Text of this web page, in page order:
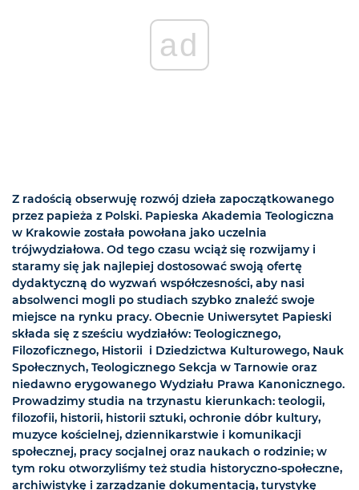
ad
Z radością obserwuję rozwój dzieła zapoczątkowanego
przez papieża z Polski. Papieska Akademia Teologiczna
w Krakowie została powołana jako uczelnia
trójwydziałowa. Od tego czasu wciąż się rozwijamy i
staramy się jak najlepiej dostosować swoją ofertę
dydaktyczną do wyzwań współczesności, aby nasi
absolwenci mogli po studiach szybko znaleźć swoje
miejsce na rynku pracy. Obecnie Uniwersytet Papieski
składa się z sześciu wydziałów: Teologicznego,
Filozoficznego, Historii i Dziedzictwa Kulturowego, Nauk
Społecznych, Teologicznego Sekcja w Tarnowie oraz
niedawno erygowanego Wydziału Prawa Kanonicznego.
Prowadzimy studia na trzynastu kierunkach: teologii,
filozofii, historii, historii sztuki, ochronie dóbr kultury,
muzyce kościelnej, dziennikarstwie i komunikacji
społecznej, pracy socjalnej oraz naukach o rodzinie; w
tym roku otworzyliśmy też studia historyczno-społeczne,
archiwistykę i zarządzanie dokumentacją, turystykę